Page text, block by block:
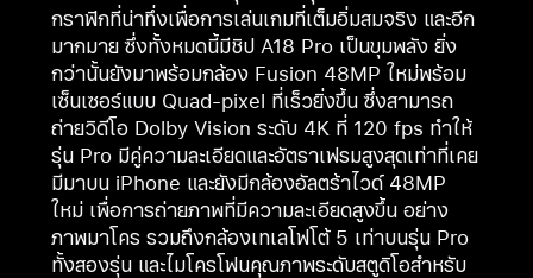
กราฟิกที่น่าทึ่งเพื่อการเล่นเกมที่เต็มอิ่มสมจริง และอีก
มากมาย ซึ่งทั้งหมดนี้มีชิป A18 Pro เป็นขุมพลัง ยิ่ง
กว่านั้นยังมาพร้อมกล้อง Fusion 48MP ใหม่พร้อม
เซ็นเซอร์แบบ Quad-pixel ที่เร็วยิ่งขึ้น ซึ่งสามารถ
ถ่ายวิดีโอ Dolby Vision ระดับ 4K ที่ 120 fps ทำให้
รุ่น Pro มีคู่ความละเอียดและอัตราเฟรมสูงสุดเท่าที่เคย
มีมาบน iPhone และยังมีกล้องอัลตร้าไวด์ 48MP
ใหม่ เพื่อการถ่ายภาพที่มีความละเอียดสูงขึ้น อย่าง
ภาพมาโคร รวมถึงกล้องเทเลโฟโต้ 5 เท่าบนรุ่น Pro
ทั้งสองรุ่น และไมโครโฟนคุณภาพระดับสตูดิโอสำหรับ